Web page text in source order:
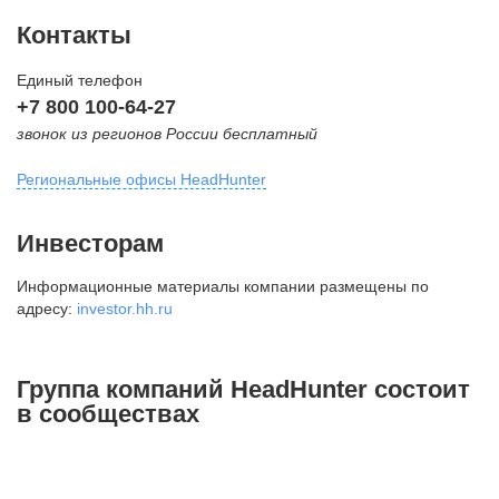
Контакты
Единый телефон
+7 800 100-64-27
звонок из регионов России бесплатный
Региональные офисы HeadHunter
внутригородская территория
Муниципальный округ Тверской,
2-я Брестская ул., д. 48,
+7 495 980-64-27
Инвесторам
Информационные материалы компании размещены по
адресу: investor.hh.ru
Группа компаний HeadHunter состоит
в сообществах